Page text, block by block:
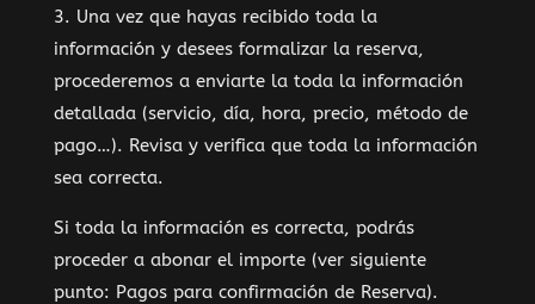
3. Una vez que hayas recibido toda la
información y desees formalizar la reserva,
procederemos a enviarte la toda la información
detallada (servicio, día, hora, precio, método de
pago…). Revisa y verifica que toda la información
sea correcta.
Si toda la información es correcta, podrás
proceder a abonar el importe (ver siguiente
punto: Pagos para confirmación de Reserva).